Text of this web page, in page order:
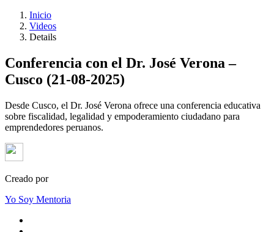
Inicio
Videos
Details
Conferencia con el Dr. José Verona –
Cusco (21-08-2025)
Desde Cusco, el Dr. José Verona ofrece una conferencia educativa
sobre fiscalidad, legalidad y empoderamiento ciudadano para
emprendedores peruanos.
Creado por
Yo Soy Mentoria